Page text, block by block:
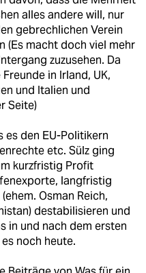
alles andere will, nur
gebrechlichen Verein
(Es macht doch viel mehr
zuzusehen. Da
in Irland, UK,
und Italien und
Seite)
es den EU-Politikern
etc. Sülz ging
kurzfristig Profit
langfristig
Osman Reich,
destabilisieren und
in und nach dem ersten
noch heute.